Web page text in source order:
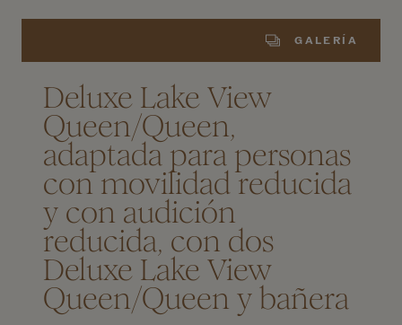
GALERÍA
Deluxe Lake View
Queen/Queen,
adaptada para personas
con movilidad reducida
y con audición
reducida, con dos
Deluxe Lake View
Queen/Queen y bañera